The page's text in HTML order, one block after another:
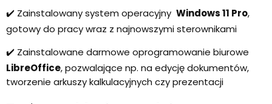
✔️ Zainstalowany system operacyjny Windows 11 Pro,
gotowy do pracy wraz z najnowszymi sterownikami
✔️ Zainstalowane darmowe oprogramowanie biurowe
LibreOffice, pozwalające np. na edycję dokumentów,
tworzenie arkuszy kalkulacyjnych czy prezentacji